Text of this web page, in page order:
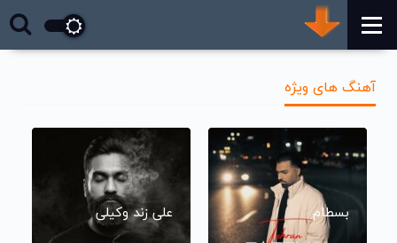
آهنگ های ویژه
بسطام علی زند وکیلی